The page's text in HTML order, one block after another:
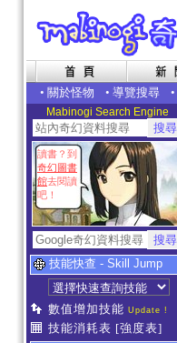
• 關於怪物 • 導覽搜尋 •
Mabinogi Search Engine
讀書？到
奇幻圖書
館去閱讀
吧！
技能快查 - Skill Jump
數值增加技能 Update !
技能消耗表 [強度表]